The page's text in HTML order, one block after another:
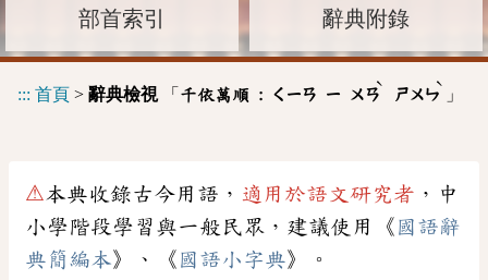
部首索引 辭典附錄
::: 首頁 > 辭典檢視「 千依萬順 : ㄑㄧㄢ ㄧ ㄨㄢ
ˋ
ㄕㄨㄣ
ˋ
」
⚠本典收錄古今用語， 適用於語文研究者 ，中
小學階段學習與一般民眾，建議使用《 國語辭
典簡編本》、《 國語小字典》。